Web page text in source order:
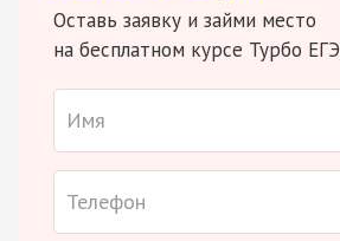
Оставь заявку и займи место
на бесплатном курсе Турбо ЕГЭ